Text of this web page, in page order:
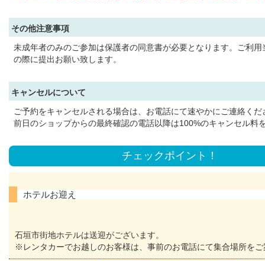
その他注意事項
未成年者のみのご参加は保護者の同意書が必要となります。ご利用
の際に提出お願い致します。
キャンセルについて
ご予約をキャンセルされる場合は、お電話にて速やかにご連絡くだ
前日のショップからの最終確認の電話以降は100%のキャンセル料
チェックポイント！
ホテルお迎え
石垣市街地ホテルは送迎がございます。
※レンタカーでお越しのお客様は、事前のお電話にて集合場所を